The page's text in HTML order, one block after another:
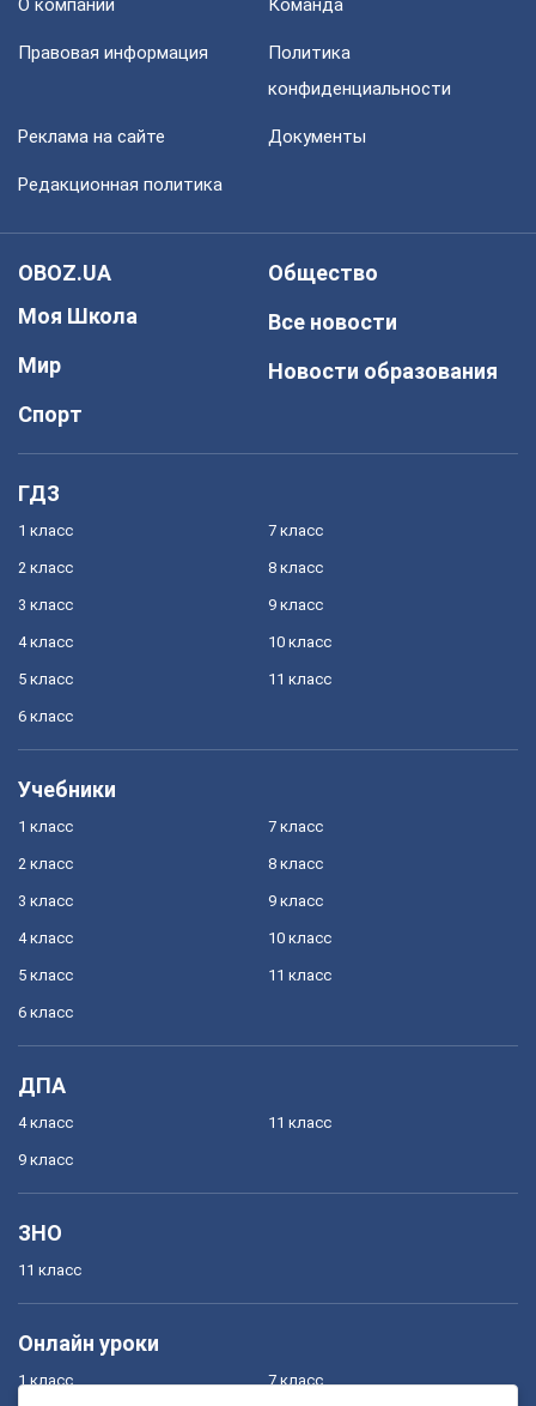
О компании Команда
Правовая информация
Политика
конфиденциальности
Реклама на сайте Документы
Редакционная политика
OBOZ.UA
Моя Школа
Мир
Спорт
Общество
Все новости
Новости образования
ГДЗ
1 класс
2 класс
3 класс
4 класс
5 класс
6 класс
7 класс
8 класс
9 класс
10 класс
11 класс
Учебники
1 класс
2 класс
3 класс
4 класс
5 класс
6 класс
7 класс
8 класс
9 класс
10 класс
11 класс
ДПА
4 класс
9 класс
11 класс
ЗНО
11 класс
Онлайн уроки
1 класс 7 класс